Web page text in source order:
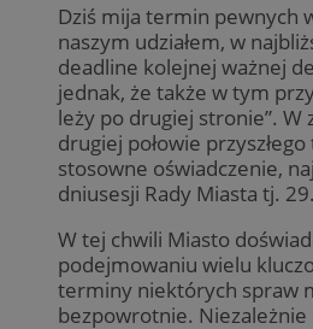
Dziś mija termin pewnych
naszym udziałem, w
deadline kolejnej ważnej
jednak, że także w tym
leży po drugiej stronie”. W
drugiej połowie
stosowne oświadczenie,
dniusesji Rady Miasta tj.
W tej chwili Miasto
podejmowaniu wielu
terminy niektórych spraw
bezpowrotnie.